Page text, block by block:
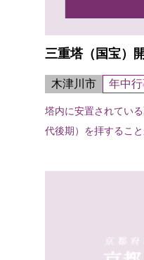
三重塔（国宝）
木津川市 年中
塔内に安置されてい
代後期）を拝すること